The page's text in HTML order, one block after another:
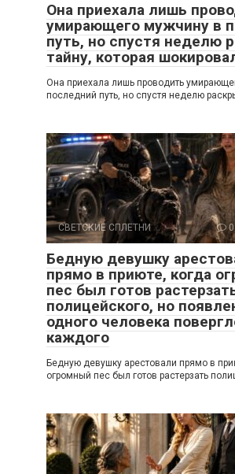
Она приехала лишь
умирающего мужчину в
путь, но спустя неделю
тайну, которая
Она приехала лишь проводить
последний путь, но спустя неделю
СВЕТСКИЕ СПЛЕТНИ 0
Бедную девушку
прямо в приюте, когда
пес был готов
полицейского, но
одного человека
каждого
Бедную девушку арестовали прямо в
огромный пес был готов растерзать